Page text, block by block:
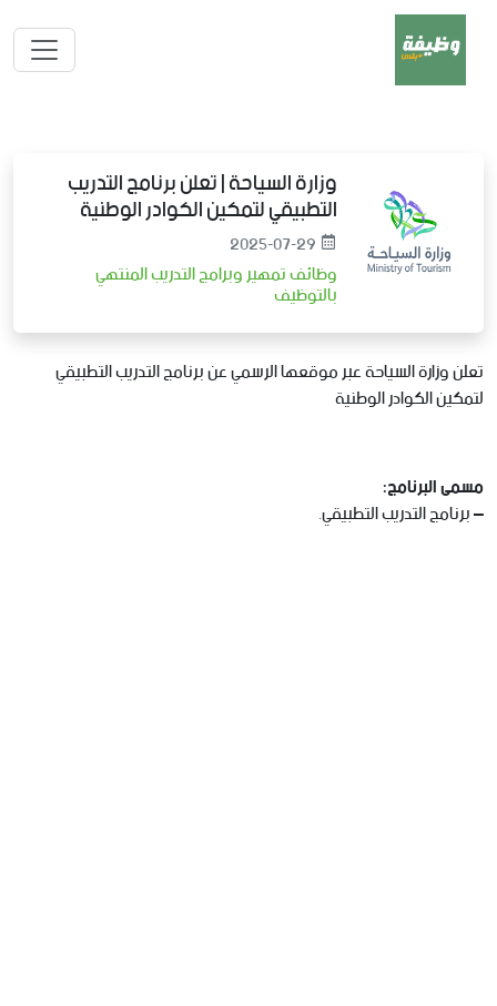
وزارة السياحة | تعلن برنامج التدريب
التطبيقي لتمكين الكوادر الوطنية
2025-07-29
وظائف تمهير وبرامج التدريب المنتهي
بالتوظيف
تعلن وزارة السياحة عبر موقعها الرسمي عن برنامج التدريب التطبيقي
لتمكين الكوادر الوطنية
مسمى البرنامج:
– برنامج التدريب التطبيقي.